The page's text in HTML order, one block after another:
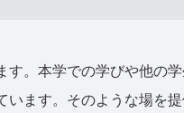
。本学での学びや他の
ます。そのような場を